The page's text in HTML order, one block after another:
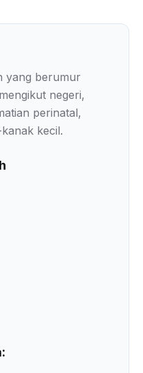
yang berumur
negeri,
perinatal,
kecil.